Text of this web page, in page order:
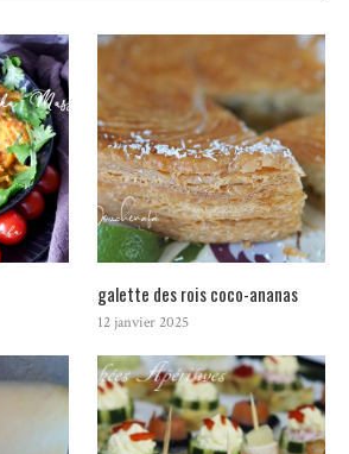
galette des rois coco-ananas
12 janvier 2025